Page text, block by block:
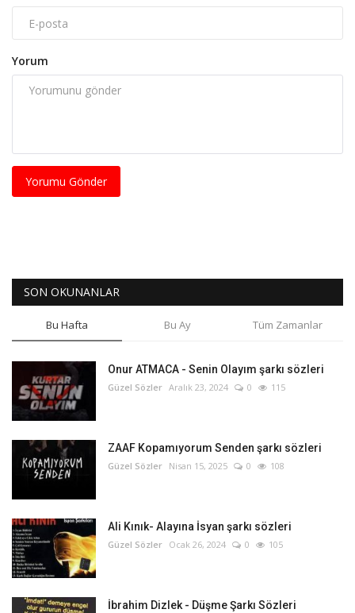
Yorum
Yorumu Gönder
SON OKUNANLAR
Bu Hafta Bu Ay Tüm Zamanlar
Onur ATMACA - Senin Olayım şarkı sözleri
Güzel Sözler Aralık 23, 2024 0 115
ZAAF Kopamıyorum Senden şarkı sözleri
Güzel Sözler Nisan 15, 2025 0 108
Ali Kınık- Alayına İsyan şarkı sözleri
Güzel Sözler Ocak 26, 2024 0 105
İbrahim Dizlek - Düşme Şarkı Sözleri